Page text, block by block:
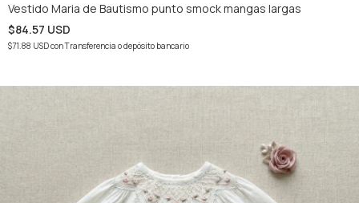
Vestido Maria de Bautismo punto smock mangas largas
$84.57 USD
$71.88 USDconTransferencia o depósito bancario